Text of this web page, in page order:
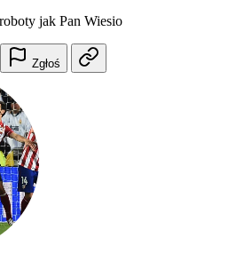
jak Pan Wiesio
Zgłoś